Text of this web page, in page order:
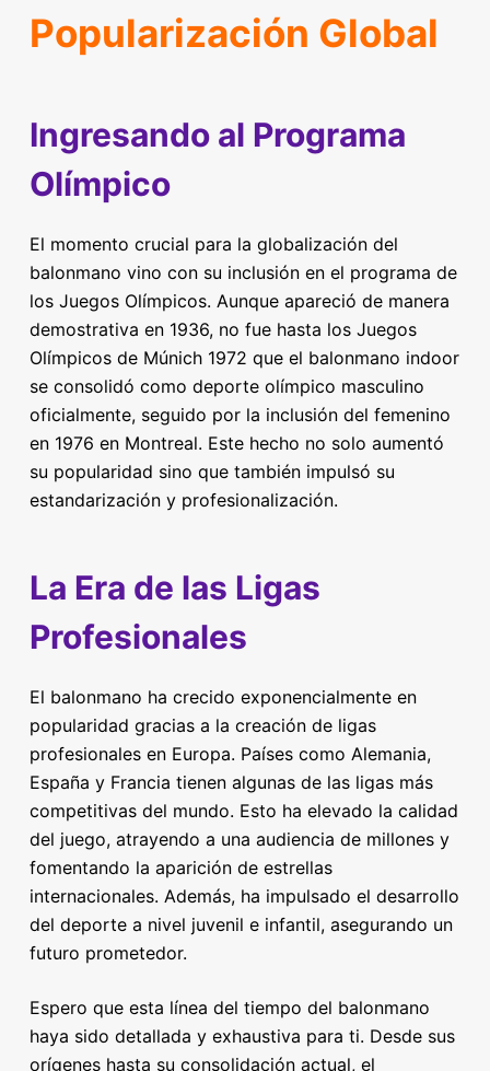
Popularización Global
Ingresando al Programa
Olímpico
El momento crucial para la globalización del
balonmano vino con su inclusión en el programa de
los Juegos Olímpicos. Aunque apareció de manera
demostrativa en 1936, no fue hasta los Juegos
Olímpicos de Múnich 1972 que el balonmano indoor
se consolidó como deporte olímpico masculino
oficialmente, seguido por la inclusión del femenino
en 1976 en Montreal. Este hecho no solo aumentó
su popularidad sino que también impulsó su
estandarización y profesionalización.
La Era de las Ligas
Profesionales
El balonmano ha crecido exponencialmente en
popularidad gracias a la creación de ligas
profesionales en Europa. Países como Alemania,
España y Francia tienen algunas de las ligas más
competitivas del mundo. Esto ha elevado la calidad
del juego, atrayendo a una audiencia de millones y
fomentando la aparición de estrellas
internacionales. Además, ha impulsado el desarrollo
del deporte a nivel juvenil e infantil, asegurando un
futuro prometedor.
Espero que esta línea del tiempo del balonmano
haya sido detallada y exhaustiva para ti. Desde sus
orígenes hasta su consolidación actual, el